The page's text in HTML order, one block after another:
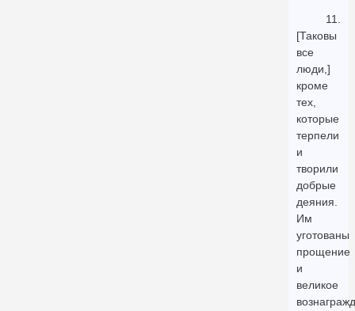
11.
[Таковы
все
люди,]
кроме
тех,
которые
терпели
и
творили
добрые
деяния.
Им
уготованы
прощение
и
великое